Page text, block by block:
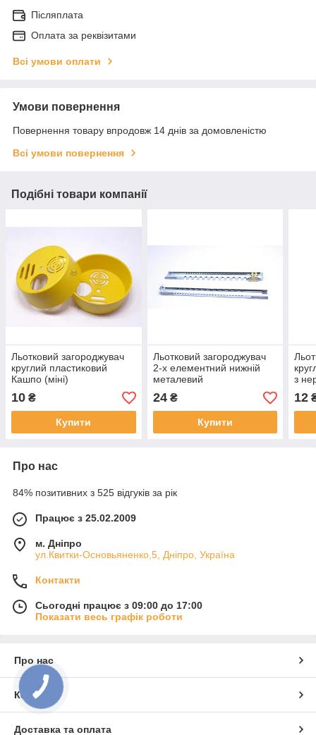
Післяплата
Оплата за реквізитами
Всі умови оплати
Умови повернення
Повернення товару впродовж 14 днів за домовленістю
Всі умови повернення
Подібні товари компанії
Льотковий загороджувач
круглий пластиковий
Кашпо (міні)
10 ₴
Купити
Льотковий загороджувач
2-х елементний нижній
металевий
24₴
Купити
з
12
Про нас
84% позитивних з 525 відгуків за рік
Працює з 25.02.2009
м. Дніпро
ул.Квитки-Основьяненко,5, Дніпро, Україна
Контакти
Сьогодні працює з 09:00 до 17:00
Показати весь графік роботи
Про нас
Контакти
Доставка та оплата